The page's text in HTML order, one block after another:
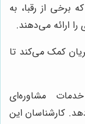
برخی از رقبا، به
ارائه می‌دهند.
کمک می‌کند تا
مشاوره‌ای
کارشناسان این